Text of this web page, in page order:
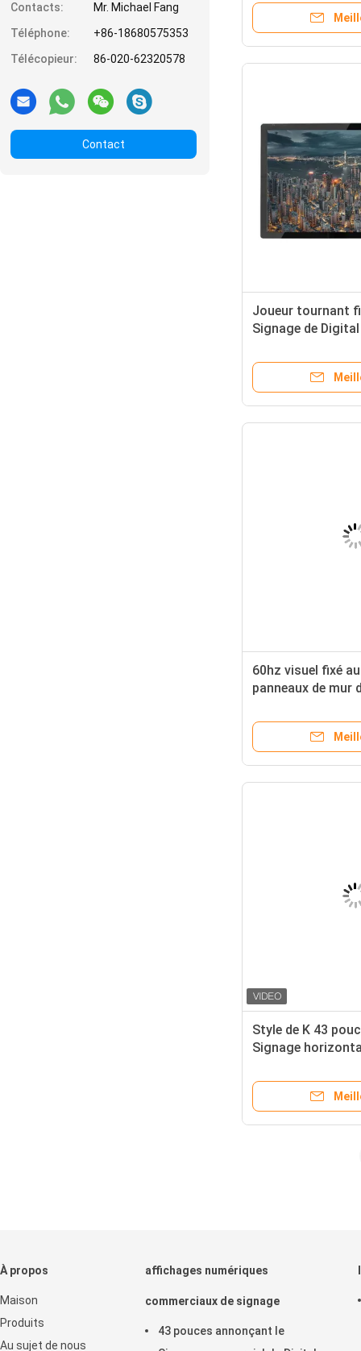
Contacts:
Mr. Michael Fang
Téléphone:
+86-18680575353
Télécopieur:
86-020-62320578
Contact
Joueur tournant
Signage de
système
60hz visuel fixé
panneaux de mur
cristaux liquides
Style de K 43
Signage
À propos
Maison
Produits
Au sujet de nous
affichages numériques
commerciaux de signage
43 pouces annonçant le